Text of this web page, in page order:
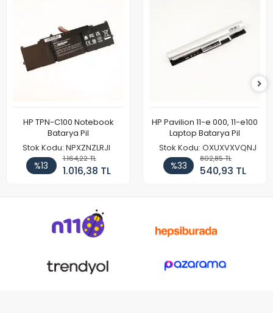
HP TPN-C100 Notebook
Batarya Pil
Stok Kodu: NPXZNZLRJI
%13
1.164,22 TL
1.016,38 TL
HP Pavilion 11-e 000, 11-e100
Laptop Batarya Pil
Stok Kodu: OXUXVXVQNJ
%33
802,85 TL
540,93 TL